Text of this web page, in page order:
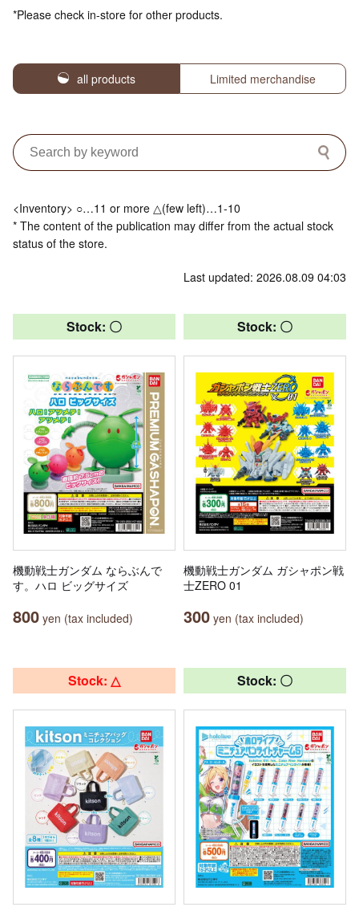
*Please check in-store for other products.
all products Limited merchandise
<Inventory> ○…11 or more △(few left)…1-10
* The content of the publication may differ from the actual stock
status of the store.
Last updated: 2026.08.09 04:03
Stock: 〇
機動戦士ガンダム ならぶんで
す。ハロ ビッグサイズ
800 yen (tax included)
Stock: 〇
機動戦士ガンダム ガシャポン戦
士ZERO 01
300 yen (tax included)
Stock: △ Stock: 〇